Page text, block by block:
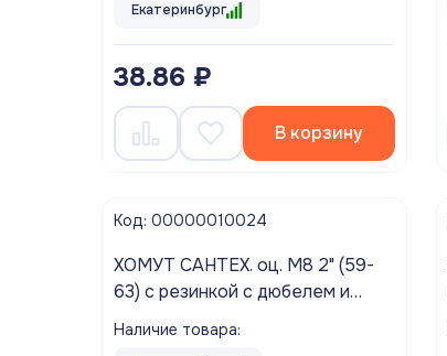
Екатеринбург
38.86 ₽
В корзину
Код: 00000010024
ХОМУТ САНТЕХ. оц. М8 2" (59-
63) с резинкой с дюбелем и
шурупом (5/80)
Наличие товара: